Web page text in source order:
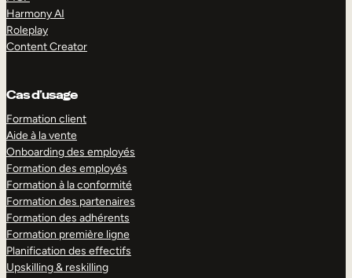
Harmony AI
Roleplay
Content Creator
Cas d’usage
Formation client
Aide à la vente
Onboarding des employés
Formation des employés
Formation à la conformité
Formation des partenaires
Formation des adhérents
Formation première ligne
Planification des effectifs
Upskilling & reskilling